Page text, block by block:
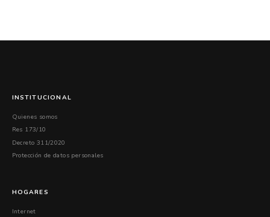
INSTITUCIONAL
Quienes somos
Res 173/10
Decreto 311/2020
Protección de datos personales
HOGARES
Internet